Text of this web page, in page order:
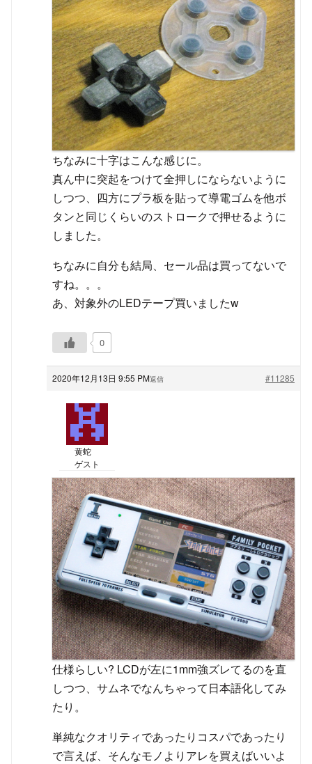
ちなみに十字はこんな感じに。
真ん中に突起をつけて全押しにならないように
しつつ、四方にプラ板を貼って導電ゴムを他ボ
タンと同じくらいのストロークで押せるように
しました。
ちなみに自分も結局、セール品は買ってないで
すね。。。
あ、対象外のLEDテープ買いましたw
0
2020年12月13日 9:55 PM #11285
返信
黄蛇
ゲスト
仕様らしい? LCDが左に1mm強ズレてるのを直
しつつ、サムネでなんちゃって日本語化してみ
たり。
単純なクオリティであったりコスパであったり
で言えば、そんなモノよりアレを買えばいいよ